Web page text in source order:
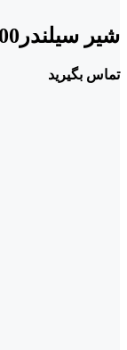
شیر سیلندرfm200 روتارکس مدل B0480
تماس بگیرید